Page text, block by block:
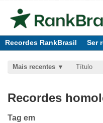
Recordes RankBrasil Ser
Mais recentes Título
Recordes
Tag em